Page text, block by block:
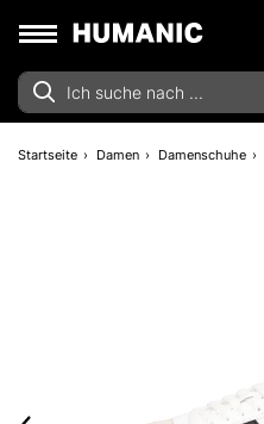
Startseite Damen Damenschuhe